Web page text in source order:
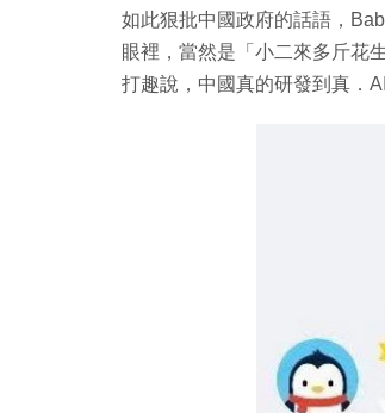
如此狠批中國政府的話語，
眼裡，當然是「小二來多斤花
打趣說，中國真的研發到真．